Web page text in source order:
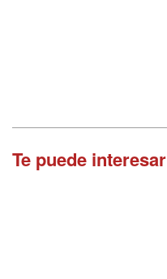
Te puede interesar